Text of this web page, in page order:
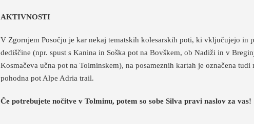
AKTIVNOSTI
V Zgornjem Posočju je kar nekaj tematskih kolesarskih poti, ki vključujejo in
dediščine (npr. spust s Kanina in Soška pot na Bovškem, ob Nadiži in v
Kosmačeva učna pot na Tolminskem), na posameznih kartah je označena
pohodna pot Alpe Adria trail.
Če potrebujete nočitve v Tolminu, potem so sobe Silva pravi naslov za vas!